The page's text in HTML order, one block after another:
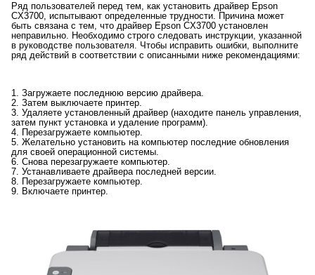
Ряд пользователей перед тем, как установить драйвер Epson
CX3700, испытывают определенные трудности. Причина может
быть связана с тем, что драйвер Epson CX3700 установлен
неправильно. Необходимо строго следовать инструкции, указанной
в руководстве пользователя. Чтобы исправить ошибки, выполните
ряд действий в соответствии с описанными ниже рекомендациями:
1. Загружаете последнюю версию драйвера.
2. Затем выключаете принтер.
3. Удаляете установленный драйвер (находите панель управления,
затем пункт установка и удаление программ).
4. Перезагружаете компьютер.
5. Желательно установить на компьютер последние обновления
для своей операционной системы.
6. Снова перезагружаете компьютер.
7. Устанавливаете драйвера последней версии.
8. Перезагружаете компьютер.
9. Включаете принтер.